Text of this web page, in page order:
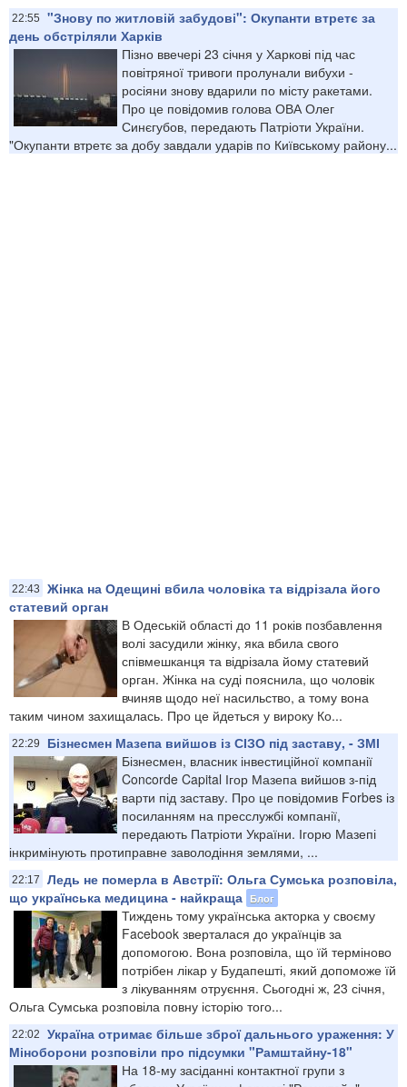
22:55
"Знову по житловій забудові": Окупанти втретє за
день обстріляли Харків
Пізно ввечері 23 січня у Харкові під час
повітряної тривоги пролунали вибухи -
росіяни знову вдарили по місту ракетами.
Про це повідомив голова ОВА Олег
Синєгубов, передають Патріоти України.
"Окупанти втретє за добу завдали ударів по Київському району...
22:43
Жінка на Одещині вбила чоловіка та відрізала його
статевий орган
В Одеській області до 11 років позбавлення
волі засудили жінку, яка вбила свого
співмешканця та відрізала йому статевий
орган. Жінка на суді пояснила, що чоловік
вчиняв щодо неї насильство, а тому вона
таким чином захищалась. Про це йдеться у вироку Ко...
22:29
Бізнесмен Мазепа вийшов із СІЗО під заставу, - ЗМІ
Бізнесмен, власник інвестиційної компанії
Concorde Capital Ігор Мазепа вийшов з-під
варти під заставу. Про це повідомив Forbes із
посиланням на пресслужбі компанії,
передають Патріоти України. Ігорю Мазепі
інкримінують протиправне заволодіння землями, ...
22:17
Ледь не померла в Австрії: Ольга Сумська розповіла,
що українська медицина - найкраща Блог
Тиждень тому українська акторка у своєму
Facebook зверталася до українців за
допомогою. Вона розповіла, що їй терміново
потрібен лікар у Будапешті, який допоможе їй
з лікуванням отруєння. Сьогодні ж, 23 січня,
Ольга Сумська розповіла повну історію того...
22:02
Україна отримає більше зброї дальнього ураження: У
Міноборони розповіли про підсумки "Рамштайну-18"
На 18-му засіданні контактної групи з